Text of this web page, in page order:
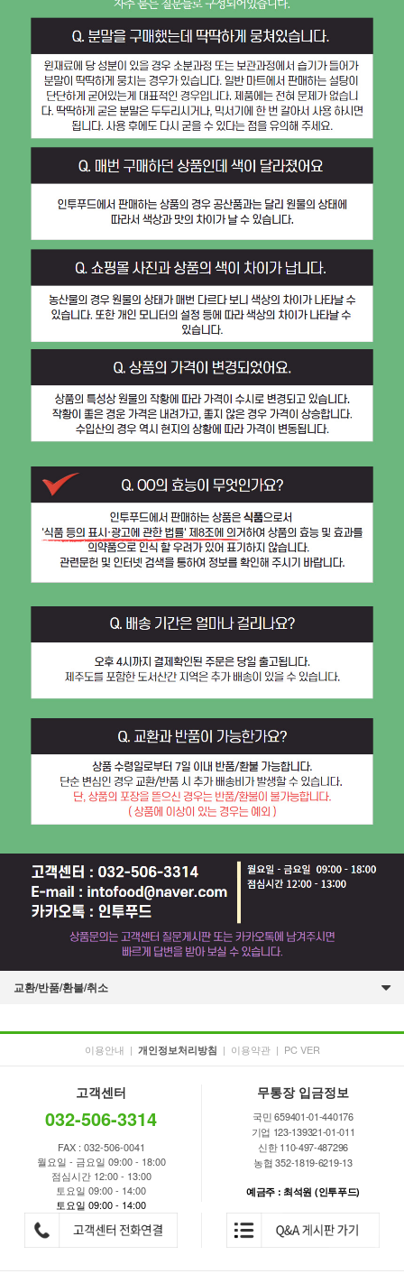
교환/반품/환불/취소
이용안내 | 개인정보처리방침 | 이용약관 | PC VER
고객센터
032-506-3314
FAX : 032-506-0041
월요일 - 금요일 09:00 - 18:00
점심시간 12:00 - 13:00
토요일 09:00 - 14:00
토요일 09:00 - 14:00
무통장 입금정보
국민 659401-01-440176
기업 123-139321-01-011
신한 110-497-487296
농협 352-1819-6219-13
예금주 : 최석원 (인투푸드)